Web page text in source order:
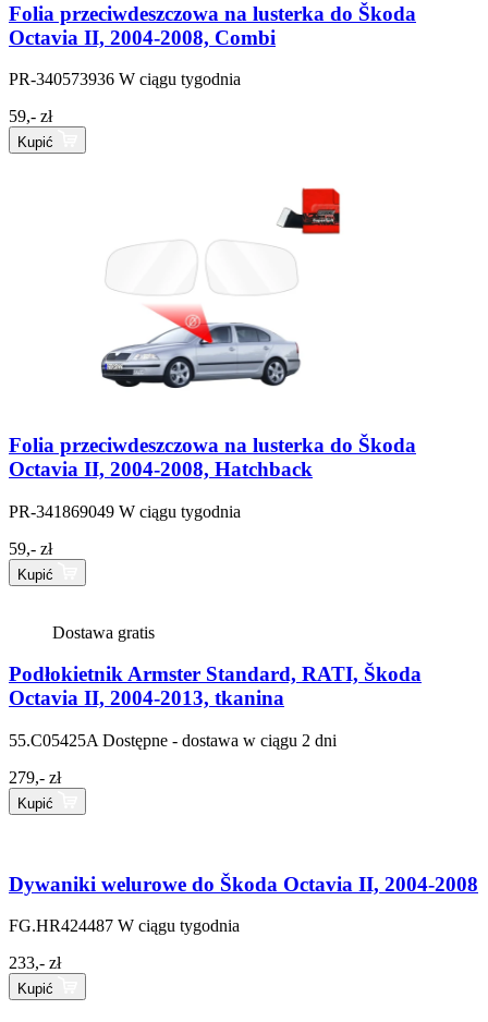
Folia przeciwdeszczowa na lusterka do Škoda
Octavia II, 2004-2008, Combi
PR-340573936 W ciągu tygodnia
59,- zł
Kupić
Folia przeciwdeszczowa na lusterka do Škoda
Octavia II, 2004-2008, Hatchback
PR-341869049 W ciągu tygodnia
59,- zł
Kupić
Dostawa gratis
Podłokietnik Armster Standard, RATI, Škoda
Octavia II, 2004-2013, tkanina
55.C05425A Dostępne - dostawa w ciągu 2 dni
279,- zł
Kupić
Dywaniki welurowe do Škoda Octavia II, 2004-2008
FG.HR424487 W ciągu tygodnia
233,- zł
Kupić